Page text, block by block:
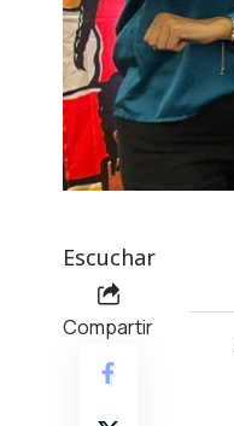
Escuchar
Compartir